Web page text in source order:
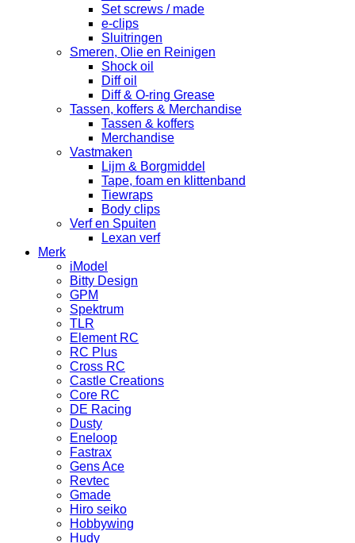
Set screws / made
e-clips
Sluitringen
Smeren, Olie en Reinigen
Shock oil
Diff oil
Diff & O-ring Grease
Tassen, koffers & Merchandise
Tassen & koffers
Merchandise
Vastmaken
Lijm & Borgmiddel
Tape, foam en klittenband
Tiewraps
Body clips
Verf en Spuiten
Lexan verf
Merk
iModel
Bitty Design
GPM
Spektrum
TLR
Element RC
RC Plus
Cross RC
Castle Creations
Core RC
DE Racing
Dusty
Eneloop
Fastrax
Gens Ace
Revtec
Gmade
Hiro seiko
Hobbywing
Hudy